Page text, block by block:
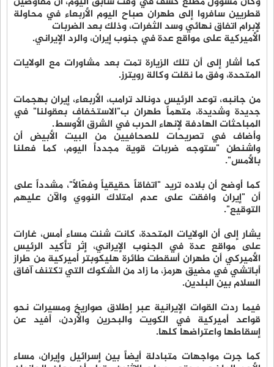
قطريين سافروا إلى طهران صباح اليوم الأربعاء في محاولة
لإبرام اتفاق نهائي وسد الثغرات، وذلك بعد الضربات
الأميركية على مواقع عدة في جنوب إيران، والرد الإيراني.
كما أشار إلى أن تلك الزيارة تمت بعد مشاورات مع الولايات
المتحدة، وفق ما نقلت وكالة رويترز.
من جانبه، توعد الرئيس دونالد ترامب، الأربعاء، إيران بهجمات
جديدة وشديدة، متهماً طهران ب"الاستخفاف بعقولنا" في
المباحثات الهادفة لإنهاء الحرب في الشرق الأوسط.
وأضاف في تصريحات للصحافيين من البيت الأبيض أن
واشنطن "ستوجه ضربات قوية مجدداً اليوم، كما فعلنا
بالأمس".
كما أوضح أن بلاده تريد "اتفاقاً حقيقياً وفعّالاً"، مشدداً على
أن "إيران وافقت على عدم امتلاك النووي والآن عليهم
التوقيع".
يشار إلى أن الولايات المتحدة، كانت شنت مساء أمس، غارات
على مواقع عدة في الجنوب الإيراني، إثر تأكيد الرئيس
الأميركي أن طهران أسقطت طائرة هليكوبتر أميركية من طراز
أباتشي في مضيق هرمز، ما زاد من الشكوك التي تكتنف آفاق
السلام بين البلدين.
فيما ردت القوات الإيرانية عبر إطلاق صواريخ ومسيرات نحو
قواعد أميركية في الكويت والبحرين والأردن، أفيد عن
إسقاطها واعتراضها كلها.
كما جرت مواجهات متبادلة أيضاً بين إسرائيل وإيران، مساء